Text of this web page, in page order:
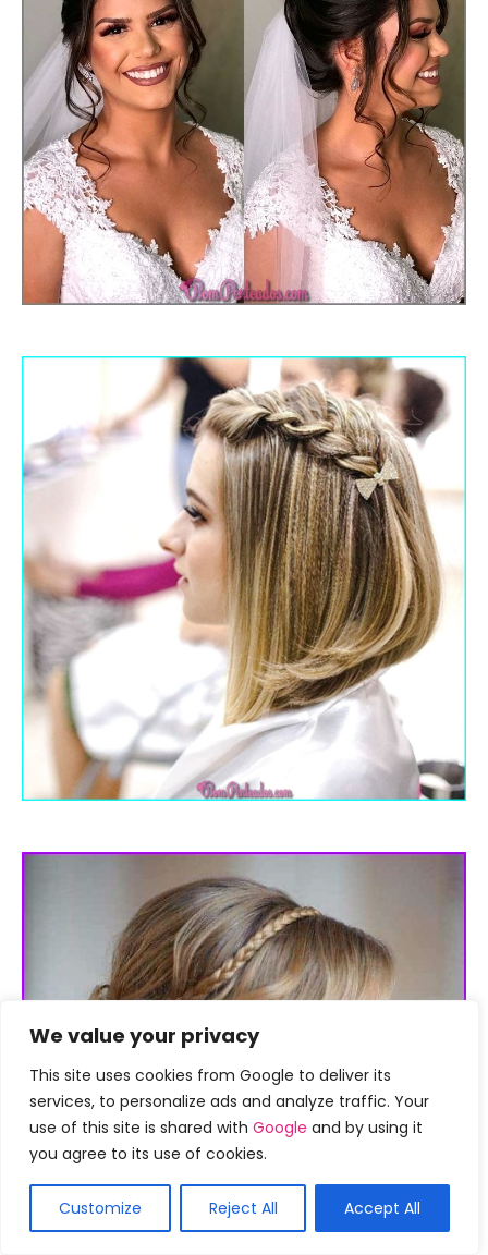
We value your privacy
This site uses cookies from Google to deliver its
services, to personalize ads and analyze traffic. Your
use of this site is shared with Google and by using it
you agree to its use of cookies.
Customize Reject All Accept All